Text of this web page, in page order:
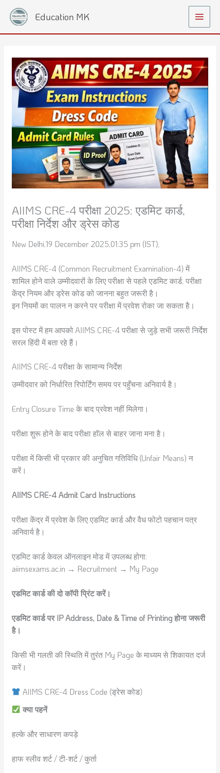
Education MK
Main
Menu
AIIMS CRE-4 परीक्षा 2025: एडमिट कार्ड,
परीक्षा निर्देश और ड्रेस कोड
New Delhi,19 December 2025,01:35 pm (IST),
AIIMS CRE-4 (Common Recruitment Examination-4) में
शामिल होने वाले उम्मीदवारों के लिए परीक्षा से पहले एडमिट कार्ड, परीक्षा
केंद्र नियम और ड्रेस कोड को जानना बहुत जरूरी है।
इन नियमों का पालन न करने पर परीक्षा में प्रवेश रोका जा सकता है।
इस पोस्ट में हम आपको AIIMS CRE-4 परीक्षा से जुड़े सभी जरूरी निर्देश
सरल हिंदी में बता रहे हैं।
AIIMS CRE-4 परीक्षा के सामान्य निर्देश
उम्मीदवार को निर्धारित रिपोर्टिंग समय पर पहुँचना अनिवार्य है।
Entry Closure Time के बाद प्रवेश नहीं मिलेगा।
परीक्षा शुरू होने के बाद परीक्षा हॉल से बाहर जाना मना है।
परीक्षा में किसी भी प्रकार की अनुचित गतिविधि (Unfair Means) न
करें।
AIIMS CRE-4 Admit Card Instructions
परीक्षा केंद्र में प्रवेश के लिए एडमिट कार्ड और वैध फोटो पहचान पत्र
अनिवार्य है।
एडमिट कार्ड केवल ऑनलाइन मोड में उपलब्ध होगा:
aiimsexams.ac.in → Recruitment → My Page
एडमिट कार्ड की दो कॉपी प्रिंट करें।
एडमिट कार्ड पर IP Address, Date & Time of Printing होना जरूरी
है।
किसी भी गलती की स्थिति में तुरंत My Page के माध्यम से शिकायत दर्ज
करें।
AIIMS CRE-4 Dress Code (ड्रेस कोड)
क्या पहनें
हल्के और साधारण कपड़े
हाफ स्लीव शर्ट / टी-शर्ट / कुर्ता